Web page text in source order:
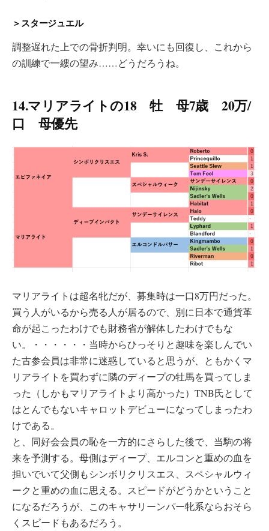
＞スタージュエル
調整遅れた上での骨折判明。幸いにも回復し、これから
の訓練で一縷の望み……どうだろうね。
14.マリアライトの18 牡 母7歳 20万/
口 母優先
マリアライトは超名牝だが、募集時は一口8万円だった。
買う人がいるから売る人が居るので、別に日本で通貨革
命が起こったわけでも財務省が解体したわけでもな
い。・・・・・・当時からひっそりと趣味を楽しんでい
た古参会員は非常に迷惑していると思うが、ともかくマ
リアライトを買わずに隣のディープの牡馬を買ってしま
った（しかもマリアライトより高かった）TNB氏として
はとんでもないキャロットデビューになってしまったわ
けである。
と、同好会会員の恥を一方的にさらした後で、当駒の将
来を予測する。母側はディープ、エルコンと重めの血を
担いでいて父側もシンボリクリスエス、スペシャルウィ
ークと重めの血に思える。スピードがどうかということ
になるだろうが、このキャサリーンパー牝系ならおそら
くスピードもあるだろう。